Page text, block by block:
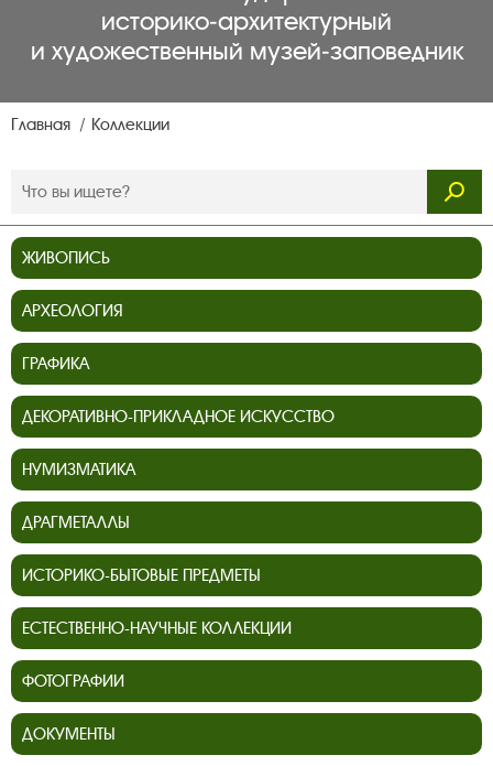
историко‑архитектурный
и художественный музей‑заповедник
Главная Коллекции
ЖИВОПИСЬ
АРХЕОЛОГИЯ
ГРАФИКА
ДЕКОРАТИВНО-ПРИКЛАДНОЕ ИСКУССТВО
НУМИЗМАТИКА
ДРАГМЕТАЛЛЫ
ИСТОРИКО-БЫТОВЫЕ ПРЕДМЕТЫ
ЕСТЕСТВЕННО-НАУЧНЫЕ КОЛЛЕКЦИИ
ФОТОГРАФИИ
ДОКУМЕНТЫ